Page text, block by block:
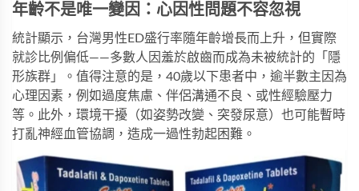
年齡不是唯一變因：心因性問題不容忽視
統計顯示，台灣男性ED盛行率隨年齡增長而上升，但實際
就診比例偏低——多數人因羞於啟齒而成為未被統計的「隱
形族群」。值得注意的是，40歲以下患者中，逾半數主因為
心理因素，例如過度焦慮、伴侶溝通不良、或性經驗壓力
等。此外，環境干擾（如姿勢改變、突發尿意）也可能暫時
打亂神經血管協調，造成一過性勃起困難。